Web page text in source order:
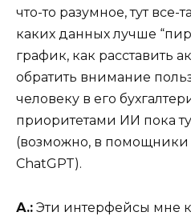
что-то разумное, тут все-
каких данных лучше
график, как расставить
обратить внимание
человеку в его
приоритетами ИИ пока
(возможно, в помощники
ChatGPT).
А.: Эти интерфейсы мне